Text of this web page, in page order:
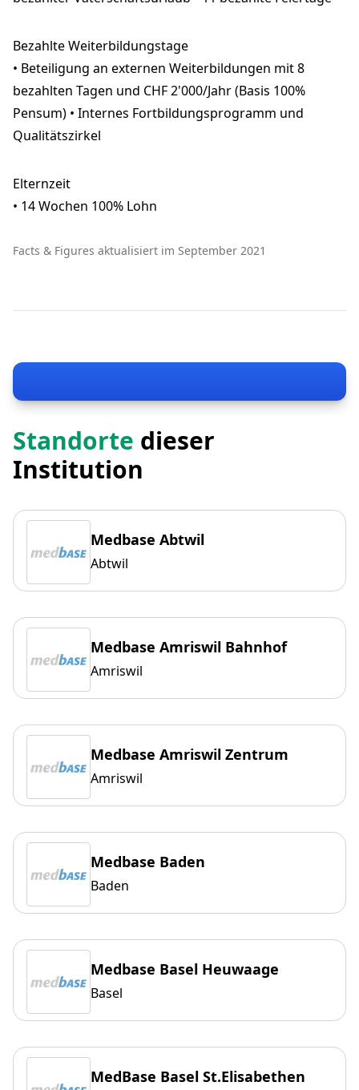
Bezahlte Weiterbildungstage
• Beteiligung an externen Weiterbildungen mit 8
bezahlten Tagen und CHF 2'000/Jahr (Basis 100%
Pensum) • Internes Fortbildungsprogramm und
Qualitätszirkel
Elternzeit
• 14 Wochen 100% Lohn
Facts & Figures aktualisiert im September 2021
Standorte dieser
Institution
Medbase Abtwil
Abtwil
Medbase Amriswil Bahnhof
Amriswil
Medbase Amriswil Zentrum
Amriswil
Medbase Baden
Baden
Medbase Basel Heuwaage
Basel
MedBase Basel St.Elisabethen